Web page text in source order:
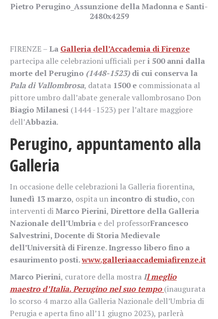
Pietro Perugino_Assunzione della Madonna e Santi-
2480x4259
FIRENZE –La Galleria dell’Accademia di Firenze
partecipa alle celebrazioni ufficiali peri 500 anni dalla
morte del Perugino (1448-1523)di cui conserva la
Pala di Vallombrosa, datata 1500 e commissionata al
pittore umbro dall’abate generale vallombrosano Don
Biagio Milanesi (1444 -1523) per l’altare maggiore
dell’Abbazia.
Perugino, appuntamento alla
Galleria
In occasione delle celebrazioni la Galleria fiorentina,
lunedì 13 marzo, ospita unincontro di studio, con
interventi diMarco Pierini, Direttore della Galleria
Nazionale dell’Umbria e del professorFrancesco
Salvestrini, Docente di Storia Medievale
dell’Università di Firenze.Ingresso libero fino a
esaurimento posti.www.galleriaaccademiafirenze.it
Marco Pierini, curatore della mostraIl meglio
maestro d’Italia. Perugino nel suo tempo (inaugurata
lo scorso 4 marzo alla Galleria Nazionale dell’Umbria di
Perugia e aperta fino all’11 giugno 2023), parlerà